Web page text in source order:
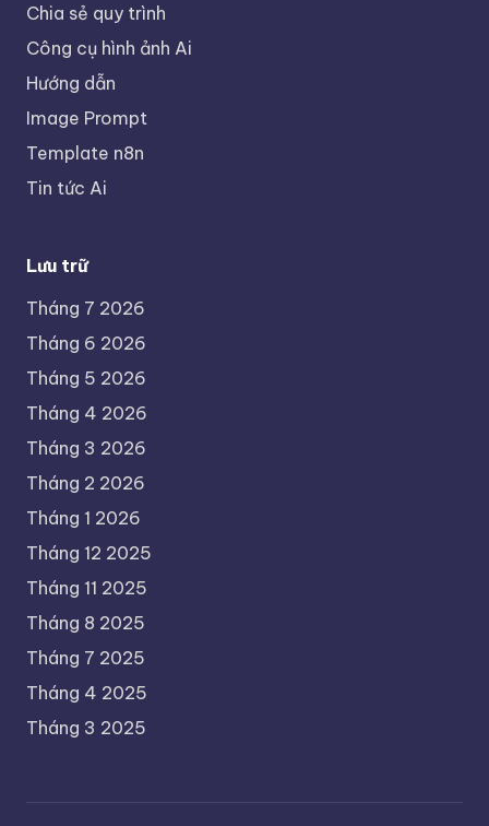
Chia sẻ quy trình
Công cụ hình ảnh Ai
Hướng dẫn
Image Prompt
Template n8n
Tin tức Ai
Lưu trữ
Tháng 7 2026
Tháng 6 2026
Tháng 5 2026
Tháng 4 2026
Tháng 3 2026
Tháng 2 2026
Tháng 1 2026
Tháng 12 2025
Tháng 11 2025
Tháng 8 2025
Tháng 7 2025
Tháng 4 2025
Tháng 3 2025